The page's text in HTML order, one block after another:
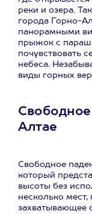
реки и озера.
города Горно-
панорамными
прыжок с
почувствовать
небеса.
виды горных
Алтае
Свободное
который
высоты без
несколько
захватывающее